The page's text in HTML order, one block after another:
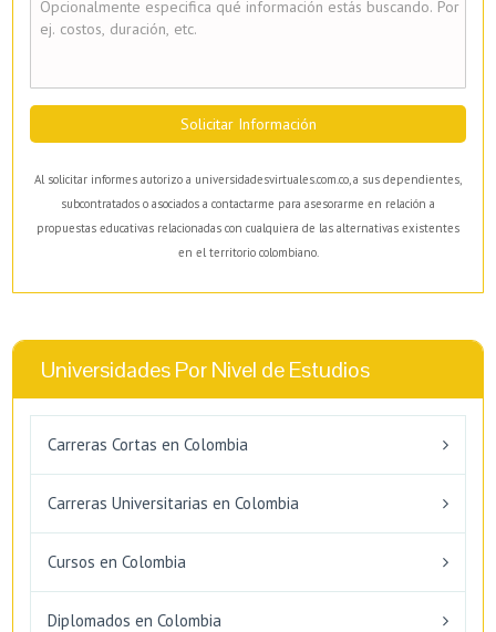
Solicitar Información
Al solicitar informes autorizo a universidadesvirtuales.com.co, a sus dependientes,
subcontratados o asociados a contactarme para asesorarme en relación a
propuestas educativas relacionadas con cualquiera de las alternativas existentes
en el territorio colombiano.
Universidades Por Nivel de Estudios
Carreras Cortas en Colombia
Carreras Universitarias en Colombia
Cursos en Colombia
Diplomados en Colombia